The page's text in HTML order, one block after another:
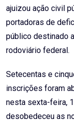
ajuizou ação civil
portadoras de
público destinado
rodoviário federal.
Setecentas e
inscrições foram
nesta sexta-feira,
desobedeceu as